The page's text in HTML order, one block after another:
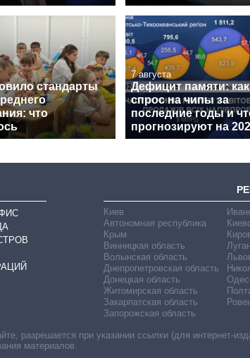
стандарты
что
7 августа
Дефицит памяти:
спрос на чипы за
последние годы и
прогнозируют на
Киев
Автономная республика
Крым
Винницкая область
Волынская область
Днепропетровская область
Донецкая область
Житомирская область
Закарпатская область
Запорожская область
разрешается при указании ссылки (для интернет-
материалов.